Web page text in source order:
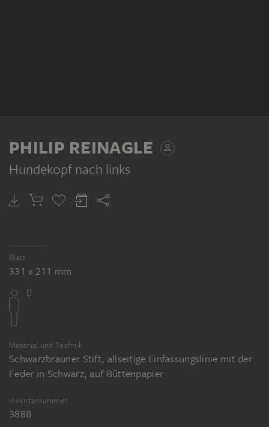
PHILIP REINAGLE
Hundekopf nach links
Blatt
331 x 211 mm
Material und Technik
Schwarzbrauner Stift, allseitige Einfassungslinie mit der
Feder in Schwarz, auf Büttenpapier
Inventarnummer
3888